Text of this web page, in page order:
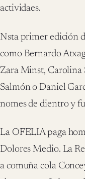
actividaes.
Nsta primer edición
como Bernardo
Zara Minst, Carolina
Salmón o Daniel
nomes de dientro y
La OFELIA paga
Dolores Medio. La
a comuña cola